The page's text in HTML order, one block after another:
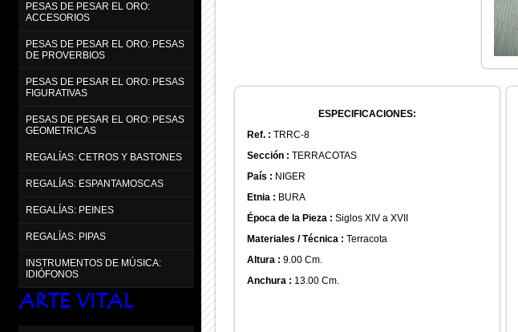
ESPECIFICACIONES:
Ref. : TRRC-8
Sección : TERRACOTAS
País : NIGER
Etnia : BURA
Época de la Pieza : Siglos XIV a XVII
Materiales / Técnica : Terracota
Altura : 9.00 Cm.
Anchura : 13.00 Cm.
PESAS DE PESAR EL ORO:
ACCESORIOS
PESAS DE PESAR EL ORO: PESAS
DE PROVERBIOS
PESAS DE PESAR EL ORO: PESAS
FIGURATIVAS
PESAS DE PESAR EL ORO: PESAS
GEOMETRICAS
REGALÍAS: CETROS Y BASTONES
REGALÍAS: ESPANTAMOSCAS
REGALÍAS: PEINES
REGALÍAS: PIPAS
INSTRUMENTOS DE MÚSICA:
IDIÓFONOS
ARTE VITAL